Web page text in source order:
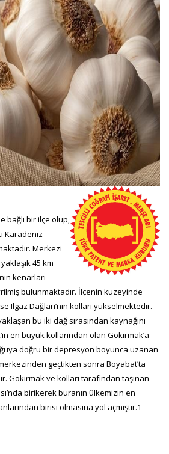
bağlı bir ilçe olup,
Karadeniz
Merkezi
45 km
kenarları
bulunmaktadır. İlçenin kuzeyinde
Ilgaz Dağları’nın kolları yükselmektedir.
bu iki dağ sırasından kaynağını
en büyük kollarından olan Gökırmak’a
doğru bir depresyon boyunca uzanan
geçtikten sonra Boyabat’ta
Gökırmak ve kolları tarafından taşınan
birikerek buranın ülkemizin en
birisi olmasına yol açmıştır.1